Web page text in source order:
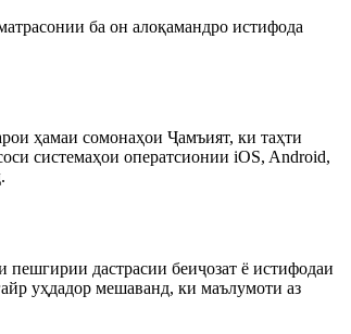
ба он алоқамандро истифода
ҳамаи сомонаҳои Ҷамъият, ки таҳти
системаҳои оператсионии iOS, Android,
дастрасии беиҷозат ё истифодаи
уҳдадор мешаванд, ки маълумоти аз